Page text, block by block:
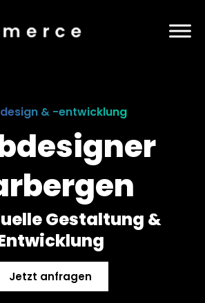
& -entwicklung
Gestaltung &
Jetzt anfragen